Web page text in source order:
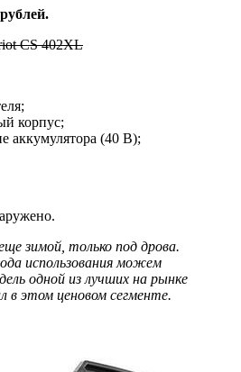
СS 402XL
корпус;
аккумулятора (40 В);
зимой, только под дрова.
использования можем
одной из лучших на рынке
в этом ценовом сегменте.